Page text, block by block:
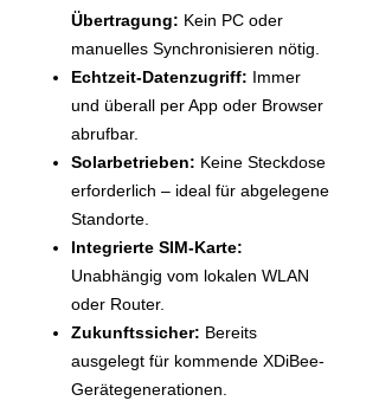
Übertragung: Kein PC oder
manuelles Synchronisieren nötig.
Echtzeit-Datenzugriff: Immer
und überall per App oder Browser
abrufbar.
Solarbetrieben: Keine Steckdose
erforderlich – ideal für abgelegene
Standorte.
Integrierte SIM-Karte:
Unabhängig vom lokalen WLAN
oder Router.
Zukunftssicher: Bereits
ausgelegt für kommende XDiBee-
Gerätegenerationen.